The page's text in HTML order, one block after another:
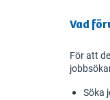
Vad
För att
Söka